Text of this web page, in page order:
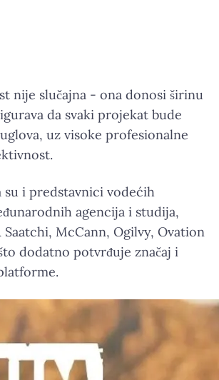
nije slučajna - ona donosi širinu
da svaki projekat bude
uz visoke profesionalne
su i predstavnici vodećih
agencija i studija,
McCann, Ogilvy, Ovation
dodatno potvrđuje značaj i